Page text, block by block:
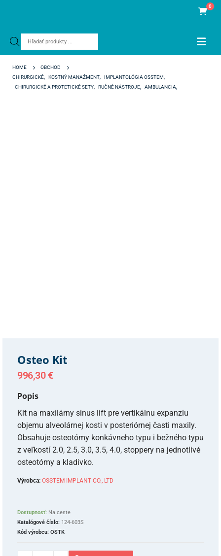
Products
0
HOME
OBCHOD
CHIRURGICKÉ
KOSTNÝ MANAŽMENT IMPLANTOLÓGIA OSSTEM
CHIRURGICKÉ A PROTETICKÉ SETY
RUČNÉ NÁSTROJE AMBULANCIA
Osteo Kit
996,30 €
Popis
Kit na maxilárny sinus lift pre vertikálnu expanziu
objemu alveolárnej kosti v posteriórnej časti maxily.
Obsahuje osteotómy konkávneho typu i bežného typu
z veľkostí 2.0, 2.5, 3.0, 3.5, 4.0, stoppery na jednotlivé
osteotómy a kladivko.
Výrobca: OSSTEM IMPLANT CO., LTD
Dostupnosť: Na ceste
Katalógové číslo: 124-603S
Kód výrobcu: OSTK